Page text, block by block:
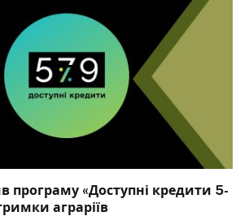
програму «Доступні кредити 5-
аграріїв